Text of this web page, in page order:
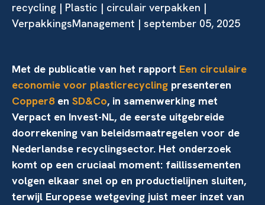
recycling | Plastic | circulair verpakken |
VerpakkingsManagement | september 05, 2025
Met de publicatie van het rapport Een circulaire
economie voor plasticrecycling presenteren
Copper8en SD&Co, in samenwerking met
Verpact en Invest-NL, de eerste uitgebreide
doorrekening van beleidsmaatregelen voor de
Nederlandse recyclingsector. Het onderzoek
komt op een cruciaal moment: faillissementen
volgen elkaar snel op en productielijnen sluiten,
terwijl Europese wetgeving juist meer inzet van